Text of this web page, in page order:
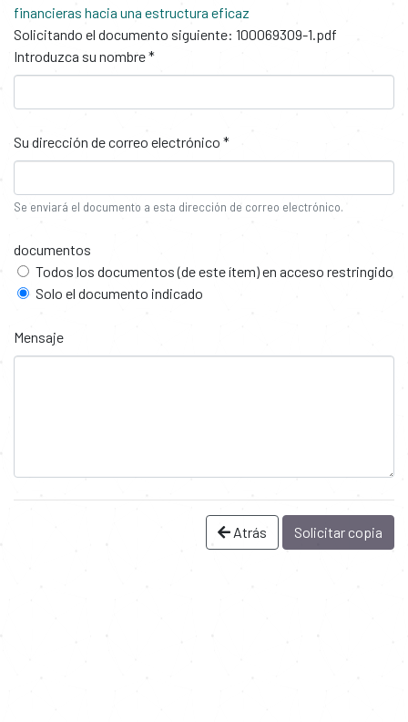
financieras hacia una estructura eficaz
Solicitando el documento siguiente: 100069309-1.pdf
Introduzca su nombre *
Su dirección de correo electrónico *
Se enviará el documento a esta dirección de correo electrónico.
documentos
Todos los documentos (de este ítem) en acceso restringido
Solo el documento indicado
Mensaje
Atrás Solicitar copia